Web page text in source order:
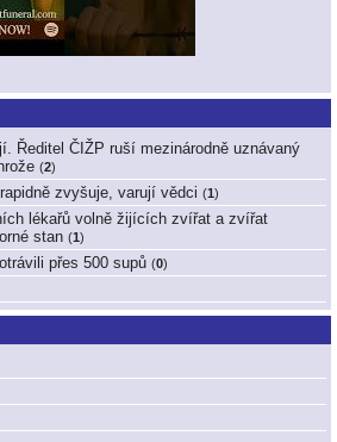
Ředitel ČIŽP ruší mezinárodně uznávaný
(2)
zvyšuje, varují vědci (1)
lékařů volně žijících zvířat a zvířat
stan (1)
přes 500 supů (0)